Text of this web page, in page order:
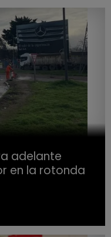
adelante
en la rotonda